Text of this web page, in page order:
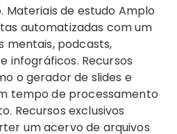
Materiais de estudo Amplo
automatizadas com um
mentais, podcasts,
infográficos. Recursos
o gerador de slides e
tempo de processamento
Recursos exclusivos
um acervo de arquivos